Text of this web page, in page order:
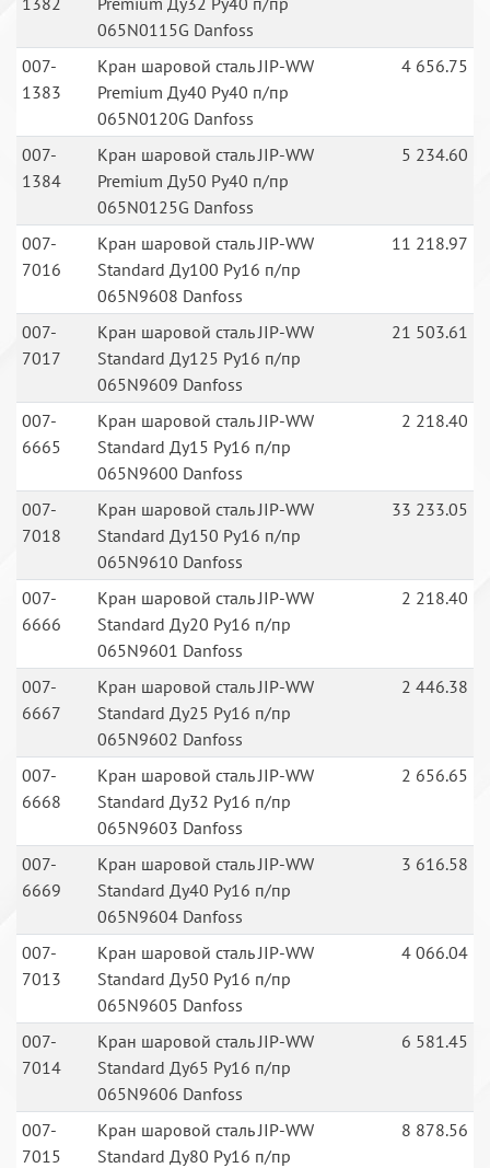
065N0115G Danfoss
007-
1383
Кран шаровой сталь JIP-WW
Premium Ду40 Ру40 п/пр
065N0120G Danfoss
4 656.75
007-
1384
Кран шаровой сталь JIP-WW
Premium Ду50 Ру40 п/пр
065N0125G Danfoss
5 234.60
007-
7016
Кран шаровой сталь JIP-WW
Standard Ду100 Ру16 п/пр
065N9608 Danfoss
11 218.97
007-
7017
Кран шаровой сталь JIP-WW
Standard Ду125 Ру16 п/пр
065N9609 Danfoss
21 503.61
007-
6665
Кран шаровой сталь JIP-WW
Standard Ду15 Ру16 п/пр
065N9600 Danfoss
2 218.40
007-
7018
Кран шаровой сталь JIP-WW
Standard Ду150 Ру16 п/пр
065N9610 Danfoss
33 233.05
007-
6666
Кран шаровой сталь JIP-WW
Standard Ду20 Ру16 п/пр
065N9601 Danfoss
2 218.40
007-
6667
Кран шаровой сталь JIP-WW
Standard Ду25 Ру16 п/пр
065N9602 Danfoss
2 446.38
007-
6668
Кран шаровой сталь JIP-WW
Standard Ду32 Ру16 п/пр
065N9603 Danfoss
2 656.65
007-
6669
Кран шаровой сталь JIP-WW
Standard Ду40 Ру16 п/пр
065N9604 Danfoss
3 616.58
007-
7013
Кран шаровой сталь JIP-WW
Standard Ду50 Ру16 п/пр
065N9605 Danfoss
4 066.04
007-
7014
Кран шаровой сталь JIP-WW
Standard Ду65 Ру16 п/пр
065N9606 Danfoss
6 581.45
007-
7015
Кран шаровой сталь JIP-WW
Standard Ду80 Ру16 п/пр
8 878.56